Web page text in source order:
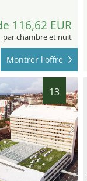
116,62 EUR
par chambre et nuit
Montrer l'offre
13